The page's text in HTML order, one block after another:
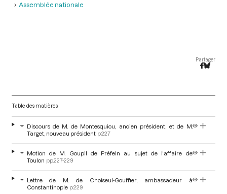
Assemblée nationale
Partager
Table des matières
Discours de M. de Montesquiou, ancien président, et de M.
Target, nouveau président p.227
Motion de M. Goupil de Préfeln au sujet de l'affaire de
Toulon pp.227-229
Lettre de M. de Choiseul-Gouffier, ambassadeur à
Constantinople p.229